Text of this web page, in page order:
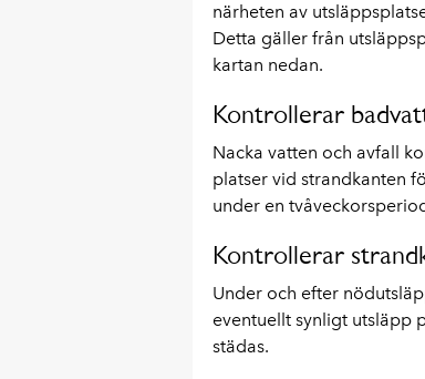
närheten av
Detta gäller från
kartan nedan.
Kontrollerar
Nacka vatten och avfall
platser vid strandkanten
under en
Kontrollerar
Under och efter
eventuellt synligt utsläpp
städas.